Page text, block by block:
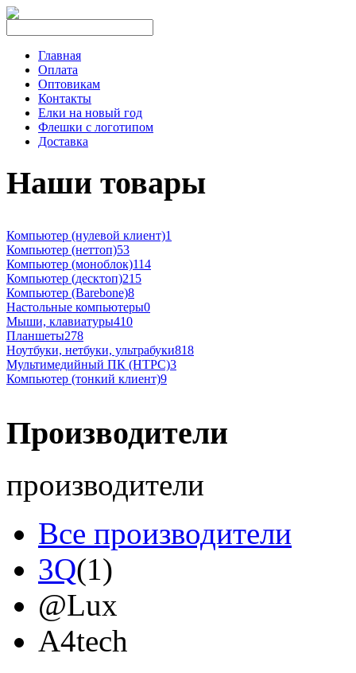
Главная
Оплата
Оптовикам
Контакты
Елки на новый год
Флешки с логотипом
Доставка
Наши товары
Компьютер (нулевой клиент)1
Компьютер (неттоп)53
Компьютер (моноблок)114
Компьютер (десктоп)215
Компьютер (Barebone)8
Настольные компьютеры0
Мыши, клавиатуры410
Планшеты278
Ноутбуки, нетбуки, ультрабуки818
Мультимедийный ПК (HTPC)3
Компьютер (тонкий клиент)9
Производители
производители
Все производители
3Q(1)
@Lux
A4tech